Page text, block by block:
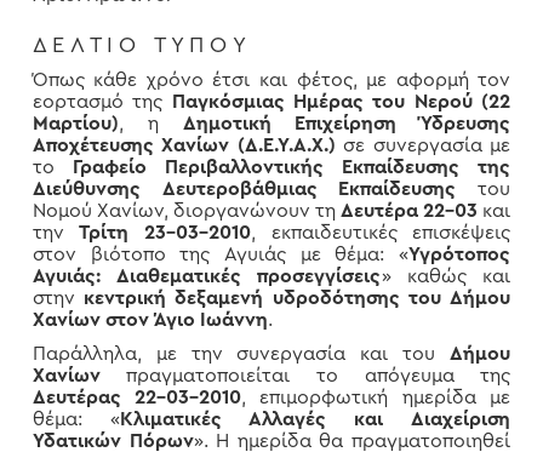
Δ Ε Λ Τ Ι Ο Τ Υ Π Ο Υ
Όπως κάθε χρόνο έτσι και φέτος, με αφορμή τον
εορτασμό της
Παγκόσμιας Ημέρας του Νερού (22
Μαρτίου), η Δημοτική Επιχείρηση Ύδρευσης
Αποχέτευσης Χανίων (Δ.Ε.Υ.Α.Χ.) σε συνεργασία με
το
Γραφείο Περιβαλλοντικής Εκπαίδευσης της
Διεύθυνσης Δευτεροβάθμιας Εκπαίδευσης του
Νομού Χανίων, διοργανώνουν τηΔευτέρα 22-03 και
τηνΤρίτη 23-03-2010, εκπαιδευτικές επισκέψεις
στον βιότοπο της Αγυιάς με θέμα: «Υγρότοπος
Αγυιάς: Διαθεματικές προσεγγίσεις» καθώς και
στην κεντρική δεξαμενή υδροδότησης του Δήμου
Χανίων στον Άγιο Ιωάννη.
Παράλληλα, με την συνεργασία και τουΔήμου
Χανίωνπραγματοποιείται το απόγευμα της
Δευτέρας 22-03-2010, επιμορφωτική ημερίδα με
θέμα: «Κλιματικές Αλλαγές και Διαχείριση
Υδατικών Πόρων». Η ημερίδα θα πραγματοποιηθεί